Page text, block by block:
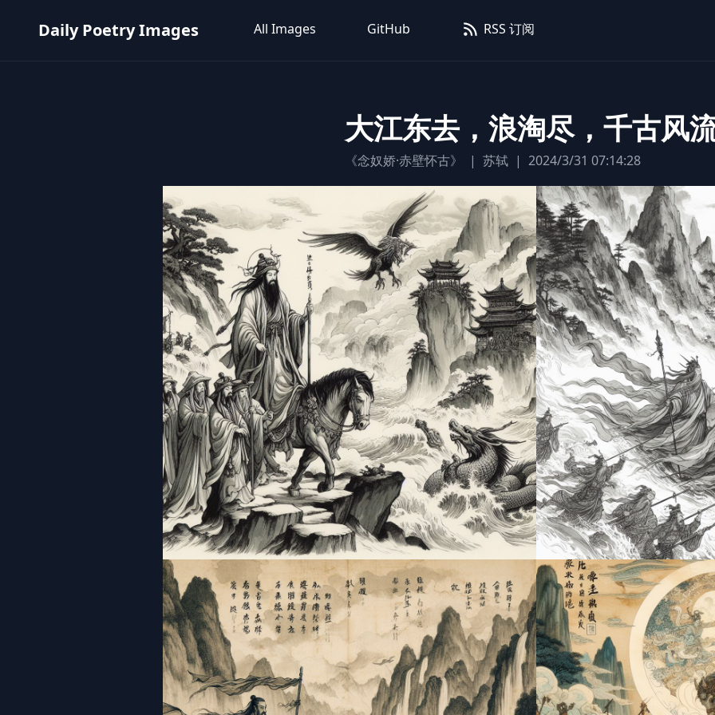
Daily Poetry Images All Images GitHub RSS 订阅
大江东去，浪淘尽，千古风
《念奴娇·赤壁怀古》 | 苏轼 | 2024/3/31 07:14:28